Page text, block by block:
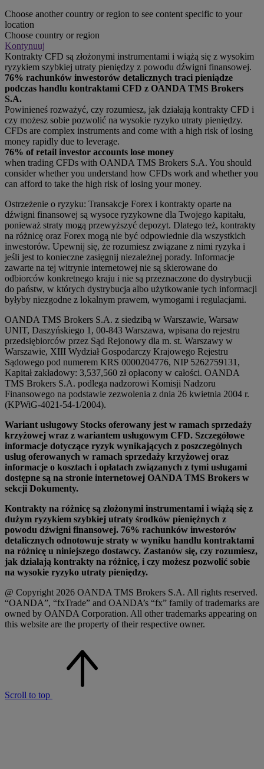
Choose another country or region to see content specific to your
location
Choose country or region
Kontynuuj
Kontrakty CFD są złożonymi instrumentami i wiążą się z wysokim
ryzykiem szybkiej utraty pieniędzy z powodu dźwigni finansowej.
76% rachunków inwestorów detalicznych traci pieniądze
podczas handlu kontraktami CFD z OANDA TMS Brokers
S.A.
Powinieneś rozważyć, czy rozumiesz, jak działają kontrakty CFD i
czy możesz sobie pozwolić na wysokie ryzyko utraty pieniędzy.
CFDs are complex instruments and come with a high risk of losing
money rapidly due to leverage.
76% of retail investor accounts lose money
when trading CFDs with OANDA TMS Brokers S.A. You should
consider whether you understand how CFDs work and whether you
can afford to take the high risk of losing your money.
Ostrzeżenie o ryzyku: Transakcje Forex i kontrakty oparte na
dźwigni finansowej są wysoce ryzykowne dla Twojego kapitału,
ponieważ straty mogą przewyższyć depozyt. Dlatego też, kontrakty
na różnicę oraz Forex mogą nie być odpowiednie dla wszystkich
inwestorów. Upewnij się, że rozumiesz związane z nimi ryzyka i
jeśli jest to konieczne zasięgnij niezależnej porady. Informacje
zawarte na tej witrynie internetowej nie są skierowane do
odbiorców konkretnego kraju i nie są przeznaczone do dystrybucji
do państw, w których dystrybucja albo użytkowanie tych informacji
byłyby niezgodne z lokalnym prawem, wymogami i regulacjami.
OANDA TMS Brokers S.A. z siedzibą w Warszawie, Warsaw
UNIT, Daszyńskiego 1, 00-843 Warszawa, wpisana do rejestru
przedsiębiorców przez Sąd Rejonowy dla m. st. Warszawy w
Warszawie, XIII Wydział Gospodarczy Krajowego Rejestru
Sądowego pod numerem KRS 0000204776, NIP 5262759131,
Kapitał zakładowy: 3,537,560 zł opłacony w całości. OANDA
TMS Brokers S.A. podlega nadzorowi Komisji Nadzoru
Finansowego na podstawie zezwolenia z dnia 26 kwietnia 2004 r.
(KPWiG-4021-54-1/2004).
Wariant usługowy Stocks oferowany jest w ramach sprzedaży
krzyżowej wraz z wariantem usługowym CFD. Szczegółowe
informacje dotyczące ryzyk wynikających z poszczególnych
usług oferowanych w ramach sprzedaży krzyżowej oraz
informacje o kosztach i opłatach związanych z tymi usługami
dostępne są na stronie internetowej OANDA TMS Brokers w
sekcji Dokumenty.
Kontrakty na różnicę są złożonymi instrumentami i wiążą się z
dużym ryzykiem szybkiej utraty środków pieniężnych z
powodu dźwigni finansowej. 76% rachunków inwestorów
detalicznych odnotowuje straty w wyniku handlu kontraktami
na różnicę u niniejszego dostawcy. Zastanów się, czy rozumiesz,
jak działają kontrakty na różnicę, i czy możesz pozwolić sobie
na wysokie ryzyko utraty pieniędzy.
@ Copyright 2026 OANDA TMS Brokers S.A. All rights reserved.
“OANDA”, “fxTrade” and OANDA’s “fx” family of trademarks are
owned by OANDA Corporation. All other trademarks appearing on
this website are the property of their respective owner.
Scroll to top